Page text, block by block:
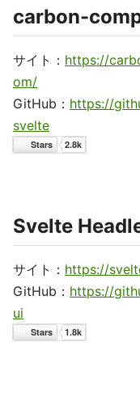
carbon-
サイト： https://
om/
GitHub： https://
svelte
Svelte
サイト： https://
GitHub： https://
ui